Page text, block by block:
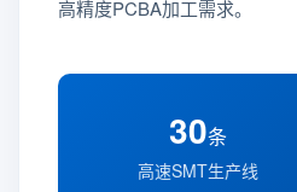
高精度PCBA加工需求。
30条
高速SMT生产线